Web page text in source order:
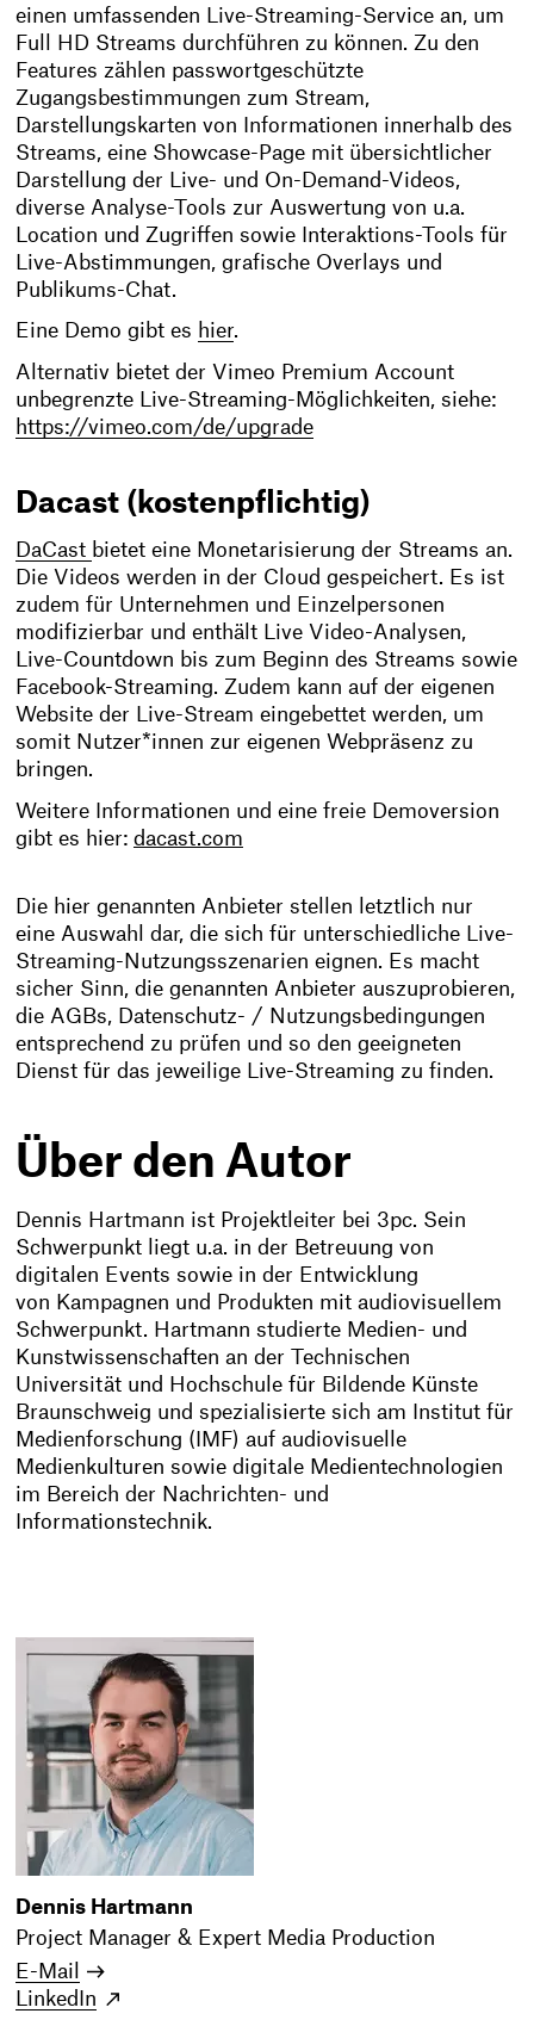
einen umfassenden Live-Streaming-Service an, um
Full HD Streams durchführen zu können. Zu den
Features zählen passwortgeschützte
Zugangsbestimmungen zum Stream,
Darstellungskarten von Informationen innerhalb des
Streams, eine Showcase-Page mit übersichtlicher
Darstellung der Live- und On-Demand-Videos,
diverse Analyse-Tools zur Auswertung von u.a.
Location und Zugriffen sowie Interaktions-Tools für
Live-Abstimmungen, grafische Overlays und
Publikums-Chat.
Eine Demo gibt es hier.
Alternativ bietet der Vimeo Premium Account
unbegrenzte Live-Streaming-Möglichkeiten, siehe:
https://vimeo.com/de/upgrade
Dacast (kostenpflichtig)
DaCast bietet eine Monetarisierung der Streams an.
Die Videos werden in der Cloud gespeichert. Es ist
zudem für Unternehmen und Einzelpersonen
modifizierbar und enthält Live Video-Analysen,
Live-Countdown bis zum Beginn des Streams sowie
Facebook-Streaming. Zudem kann auf der eigenen
Website der Live-Stream eingebettet werden, um
somit Nutzer*innen zur eigenen Webpräsenz zu
bringen.
Weitere Informationen und eine freie Demoversion
gibt es hier:dacast.com
Die hier genannten Anbieter stellen letztlich nur
eine Auswahl dar, die sich für unterschiedliche Live-
Streaming-Nutzungsszenarien eignen. Es macht
sicher Sinn, die genannten Anbieter auszuprobieren,
die AGBs, Datenschutz- / Nutzungsbedingungen
entsprechend zu prüfen und so den geeigneten
Dienst für das jeweilige Live-Streaming zu finden.
Über den Autor
Dennis Hartmann ist Projektleiter bei 3pc. Sein
Schwerpunkt liegt u.a. in der Betreuung von
digitalen Events sowie in der Entwicklung
von Kampagnen und Produkten mit audiovisuellem
Schwerpunkt. Hartmann studierte Medien- und
Kunstwissenschaften an der Technischen
Universität und Hochschule für Bildende Künste
Braunschweig und spezialisierte sich am Institut für
Medienforschung (IMF) auf audiovisuelle
Medienkulturen sowie digitale Medientechnologien
im Bereich der Nachrichten- und
Informationstechnik.
Dennis Hartmann
Project Manager & Expert Media Production
E-Mail
LinkedIn